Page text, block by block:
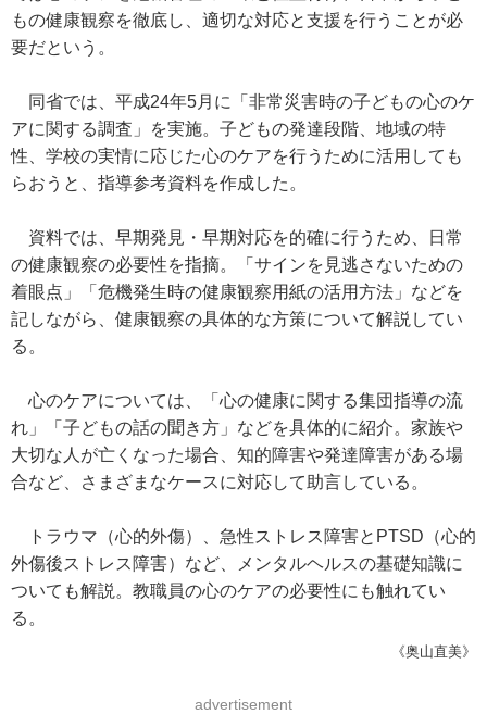
もの健康観察を徹底し、適切な対応と支援を行うことが必
要だという。
同省では、平成24年5月に「非常災害時の子どもの心のケ
アに関する調査」を実施。子どもの発達段階、地域の特
性、学校の実情に応じた心のケアを行うために活用しても
らおうと、指導参考資料を作成した。
資料では、早期発見・早期対応を的確に行うため、日常
の健康観察の必要性を指摘。「サインを見逃さないための
着眼点」「危機発生時の健康観察用紙の活用方法」などを
記しながら、健康観察の具体的な方策について解説してい
る。
心のケアについては、「心の健康に関する集団指導の流
れ」「子どもの話の聞き方」などを具体的に紹介。家族や
大切な人が亡くなった場合、知的障害や発達障害がある場
合など、さまざまなケースに対応して助言している。
トラウマ（心的外傷）、急性ストレス障害とPTSD（心的
外傷後ストレス障害）など、メンタルヘルスの基礎知識に
ついても解説。教職員の心のケアの必要性にも触れてい
る。
《奥山直美》
advertisement